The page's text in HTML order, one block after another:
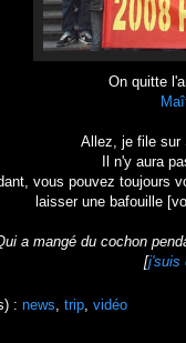
On quitte
Allez, je file sur
Il n'y aura
vous pouvez toujours
laisser une bafouille
a mangé du cochon
[j'suis
: news trip vidéo